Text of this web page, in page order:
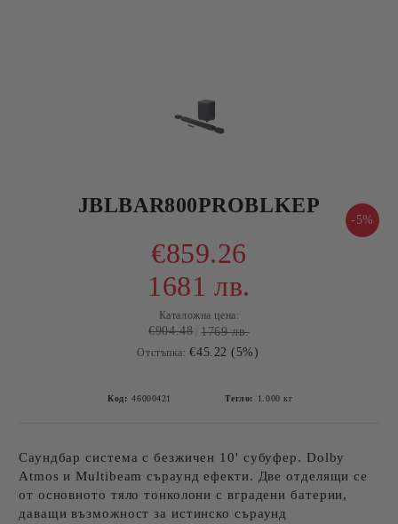
JBLBAR800PROBLKEP
-5%
€859.26
1681 лв.
Каталожна цена:
€904.48 1769 лв.
Отстъпка: €45.22 (5%)
Код: 46000421 Тегло: 1.000 кг
Саундбар система с безжичен 10' субуфер. Dolby
Atmos и Multibeam съраунд ефекти. Две отделящи се
от основното тяло тонколони с вградени батерии,
даващи възможност за истинско съраунд